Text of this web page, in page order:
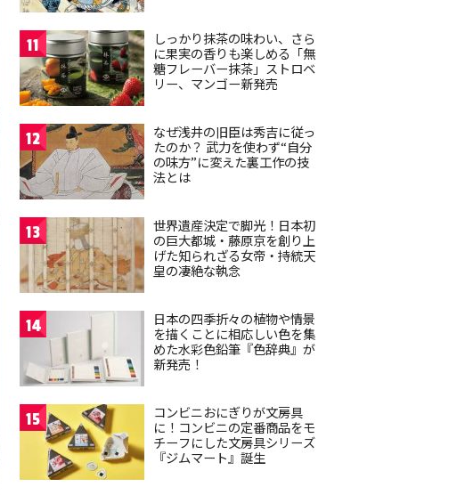
11
しっかり抹茶の味わい、さら
に果実の香りも楽しめる「無
糖フレーバー抹茶」ストロベ
リー、マンゴー新発売
12
なぜ浅井の旧臣は秀吉に従っ
たのか？ 武力を使わず“自分
の味方”に変えた裏工作の技
法とは
13
世界遺産決定で脚光！日本初
の巨大都城・藤原京を創り上
げた知られざる女帝・持統天
皇の凄絶な執念
14
日本の四季折々の植物や情景
を描くことに相応しい色を集
めた水彩色鉛筆『色辞典』が
新発売！
15
コンビニおにぎりが文房具
に！コンビニの定番商品をモ
チーフにした文房具シリーズ
『ジムマート』誕生